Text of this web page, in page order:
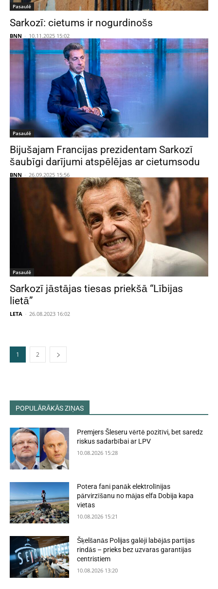
Pasaulē
Sarkozī: cietums ir nogurdinošs
BNN - 10.11.2025 15:02
Pasaulē
Bijušajam Francijas prezidentam Sarkozī
šaubīgi darījumi atspēlējas ar cietumsodu
BNN - 26.09.2025 15:56
Pasaulē
Sarkozī jāstājas tiesas priekšā “Lībijas
lietā”
LETA - 26.08.2023 16:02
1 2
POPULĀRĀKĀS ZIŅAS
Premjers Šleseru vērtē pozitīvi, bet saredz
riskus sadarbībai ar LPV
10.08.2026 15:28
Potera fani panāk elektrolīnijas
pārvirzīšanu no mājas elfa Dobija kapa
vietas
10.08.2026 15:21
Šķelšanās Polijas galēji labējās partijas
rindās – prieks bez uzvaras garantijas
centristiem
10.08.2026 13:20